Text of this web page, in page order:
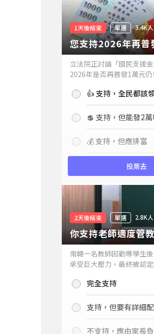
1天後結束 單選 3.4K
您支持2026年再普
立法院正討論「國民支援
2026年是否再普發1萬元
持嗎？👍 支持，全民都該
💲 支持，但能發2萬
💰 支持，但應排富
投票去
2天後結束 單選 2.8K
你支持老師適度管
南韓一名教師因勸導學生
承受巨大壓力，最終被認
你支持老師適度管教學生嗎
完全支持
支持，但要有詳細
不支持，應由家長